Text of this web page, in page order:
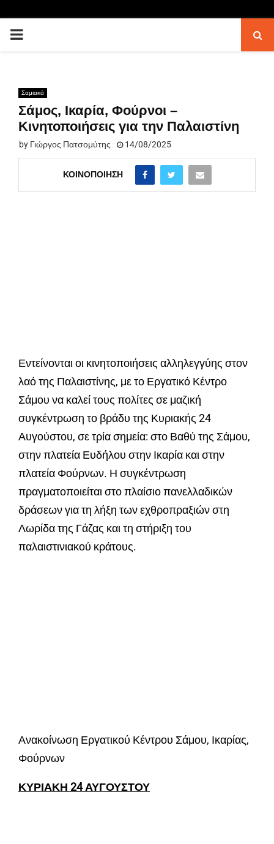
PRIMARY
Σαμιακά
Σάμος, Ικαρία, Φούρνοι –
Κινητοποιήσεις για την Παλαιστίνη
by Γιώργος Πατσομύτης 14/08/2025
ΚΟΙΝΟΠΟΊΗΣΗ
Εντείνονται οι κινητοποιήσεις αλληλεγγύης στον
λαό της Παλαιστίνης, με το Εργατικό Κέντρο
Σάμου να καλεί τους πολίτες σε μαζική
συγκέντρωση το βράδυ της Κυριακής 24
Αυγούστου, σε τρία σημεία: στο Βαθύ της Σάμου,
στην πλατεία Ευδήλου στην Ικαρία και στην
πλατεία Φούρνων. Η συγκέντρωση
πραγματοποιείται στο πλαίσιο πανελλαδικών
δράσεων για τη λήξη των εχθροπραξιών στη
Λωρίδα της Γάζας και τη στήριξη του
παλαιστινιακού κράτους.
Ανακοίνωση Εργατικού Κέντρου Σάμου, Ικαρίας,
Φούρνων
ΚΥΡΙΑΚΗ 24 ΑΥΓΟΥΣΤΟΥ